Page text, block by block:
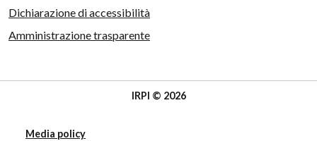
Dichiarazione di accessibilità
Amministrazione trasparente
IRPI © 2026
Media policy